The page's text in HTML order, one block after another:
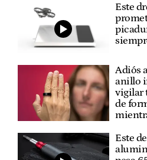
Este
Adiós
anillo
vigilar
de
Este